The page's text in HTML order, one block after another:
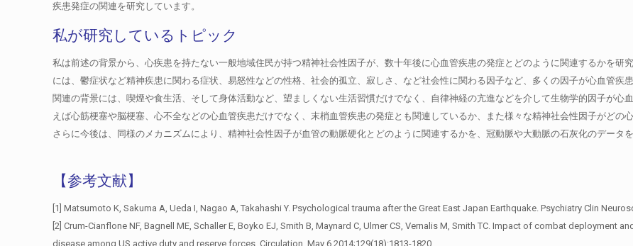
疾患発症の関連を研究しています。
私が研究しているトピック
私は前述の背景から、心疾患を持たない一般地域住民が持つ精神社会性因子が、数十年後に心血管疾患の発症とどのように関連するかを研
には、鬱症状など精神疾患に関わる症状、易怒性などの性格、社会的孤立、寂しさ、など社会性に関わる因子など、多くの因子が心血管疾
関連の背景には、喫煙や食生活、そして身体活動など、望ましくない生活習慣だけでなく、自律神経の亢進などを介して生物学的因子が心
えば心筋梗塞や脳梗塞、心不全などの心血管疾患だけでなく、末梢血管疾患の発症とも関連しているか、また様々な精神社会性因子がどの
さらに今後は、同様のメカニズムにより、精神社会性因子が血管の動脈硬化とどのように関連するかを、冠動脈や大動脈の石灰化のデータ
【参考文献】
[1] Matsumoto K, Sakuma A, Ueda I, Nagao A, Takahashi Y. Psychological trauma after the Great East Japan Earthquake. Psychiatry Clin
[2] Crum-Cianflone NF, Bagnell ME, Schaller E, Boyko EJ, Smith B, Maynard C, Ulmer CS, Vernalis M, Smith TC. Impact of combat
disease among US active duty and reserve forces. Circulation. May 6 2014;129(18):1813-1820.